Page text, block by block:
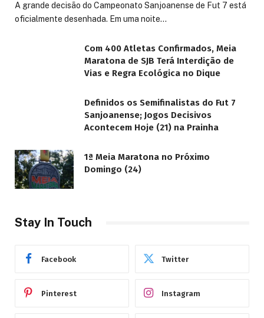
A grande decisão do Campeonato Sanjoanense de Fut 7 está
oficialmente desenhada. Em uma noite…
Com 400 Atletas Confirmados, Meia
Maratona de SJB Terá Interdição de
Vias e Regra Ecológica no Dique
Definidos os Semifinalistas do Fut 7
Sanjoanense; Jogos Decisivos
Acontecem Hoje (21) na Prainha
1ª Meia Maratona no Próximo
Domingo (24)
Stay In Touch
Facebook Twitter
Pinterest Instagram